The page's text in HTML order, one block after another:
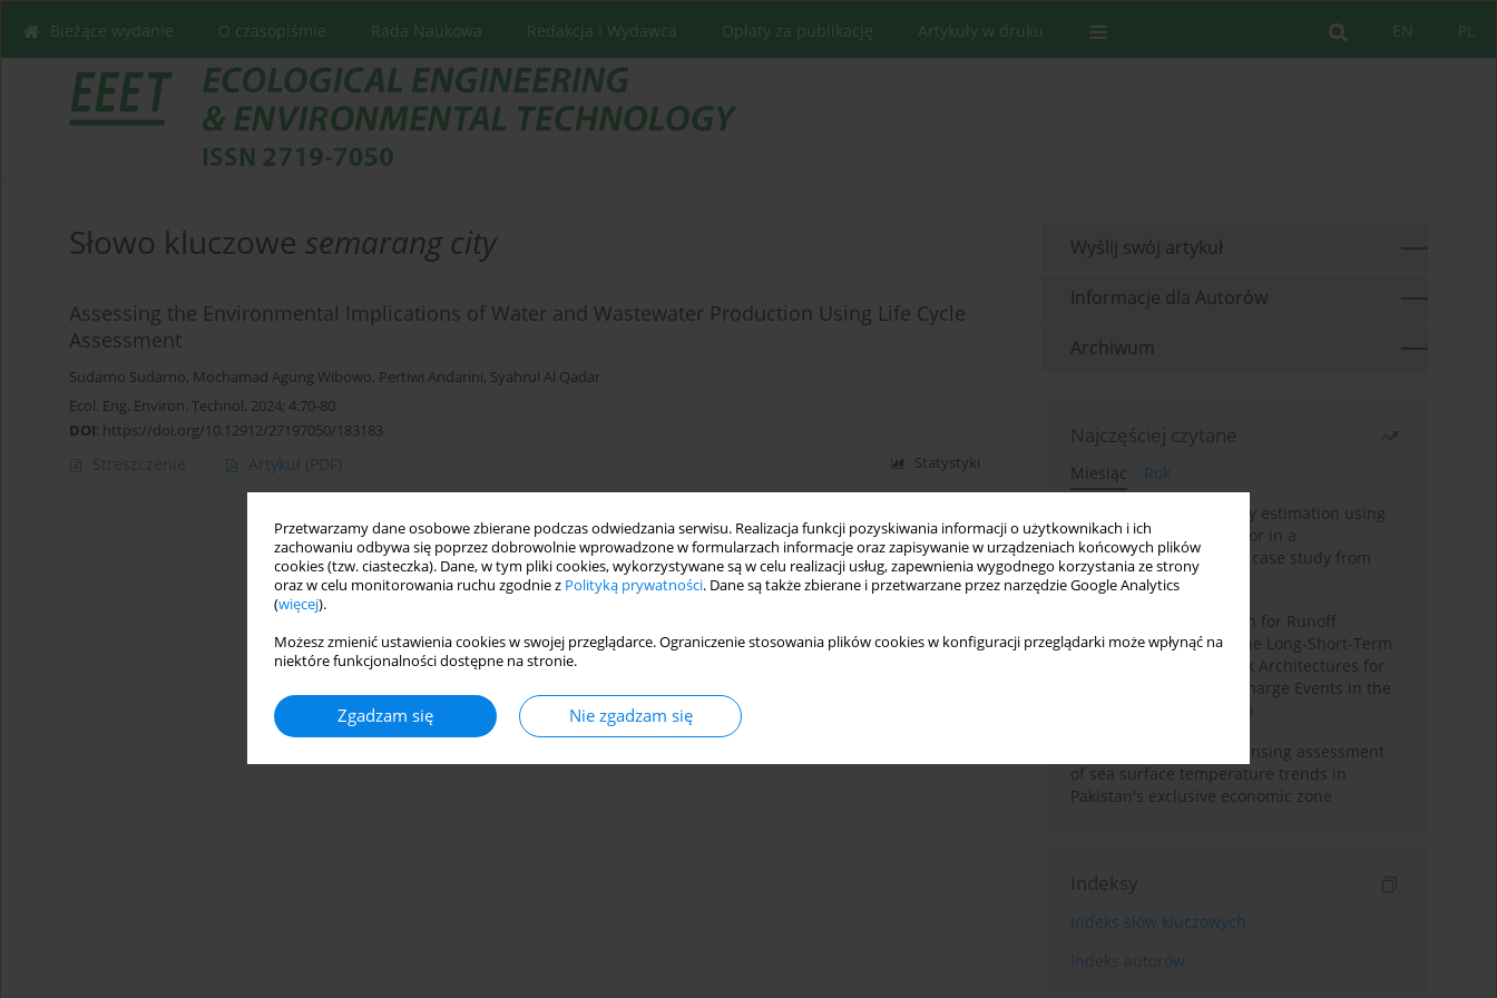
Przetwarzamy dane osobowe zbierane podczas odwiedzania serwisu. Realizacja funkcji pozyskiwania informacji o użytkownikach i ich
zachowaniu odbywa się poprzez dobrowolnie wprowadzone w formularzach informacje oraz zapisywanie w urządzeniach końcowych plików
cookies (tzw. ciasteczka). Dane, w tym pliki cookies, wykorzystywane są w celu realizacji usług, zapewnienia wygodnego korzystania ze strony
oraz w celu monitorowania ruchu zgodnie z Polityką prywatności. Dane są także zbierane i przetwarzane przez narzędzie Google Analytics
(więcej).
Możesz zmienić ustawienia cookies w swojej przeglądarce. Ograniczenie stosowania plików cookies w konfiguracji przeglądarki może wpłynąć na
niektóre funkcjonalności dostępne na stronie.
Zgadzam się Nie zgadzam się
PL
EN
Bieżące wydanie O czasopiśmie Rada Naukowa Redakcja i Wydawca Opłaty za publikację Artykuły w druku
Słowo kluczowe semarang city
Assessing the Environmental Implications of Water and Wastewater Production Using Life Cycle
Assessment
Sudarno Sudarno, Mochamad Agung Wibowo, Pertiwi Andarini, Syahrul Al Qadar
Ecol. Eng. Environ. Technol. 2024; 4:70-80
DOI: https://doi.org/10.12912/27197050/183183
Streszczenie Artykuł (PDF) Statystyki
Wyślij swój artykuł
Informacje dla Autorów
Archiwum
Najczęściej czytane
Miesiąc
Rok
Improving soil erodibility estimation using
a plasticity-based K factor in a
Mediterranean basin: A case study from
northern Morocco
Deep Learning Approach for Runoff
Prediction: Evaluating the Long-Short-Term
Memory Neural Network Architectures for
Capturing Extreme Discharge Events in the
Ouergha Basin, Morocco
A two-decade remote sensing assessment
of sea surface temperature trends in
Pakistan's exclusive economic zone
Indeksy
Indeks słów kluczowych
Indeks autorów